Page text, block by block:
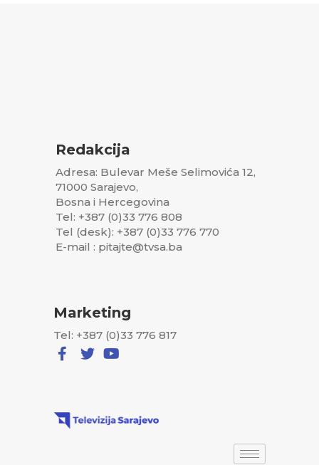
Redakcija
Adresa: Bulevar Meše Selimovića 12,
71000 Sarajevo,
Bosna i Hercegovina
Tel: +387 (0)33 776 808
Tel (desk): +387 (0)33 776 770
E-mail : pitajte@tvsa.ba
Marketing
Tel: +387 (0)33 776 817